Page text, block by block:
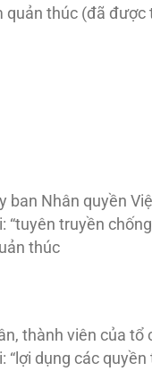
thúc (đã được
ban Nhân quyền
truyền
thúc
thành viên của tổ
dụng các